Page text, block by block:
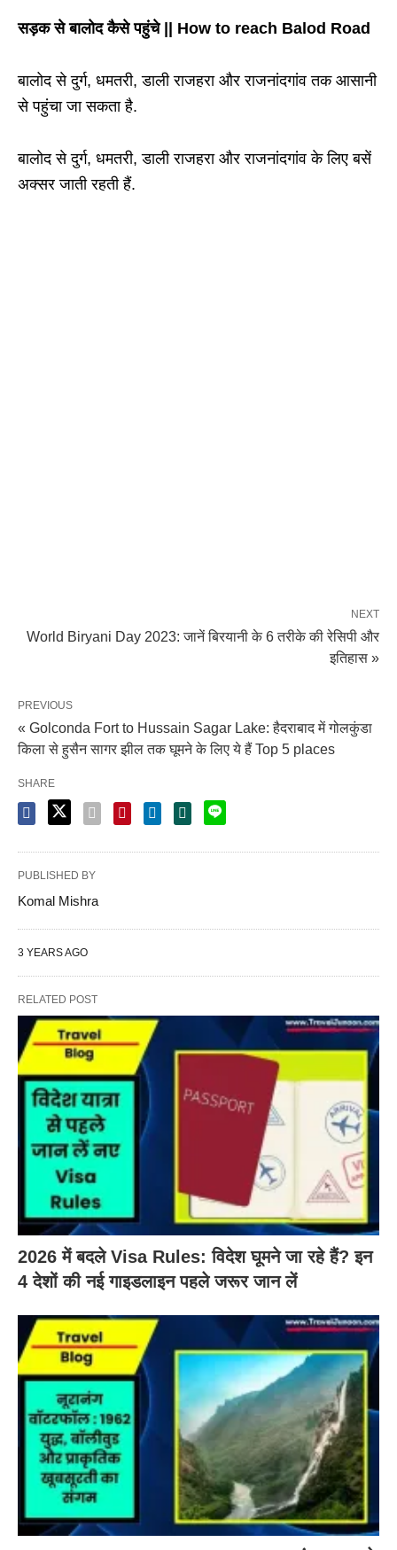
सड़क से बालोद कैसे पहुंचे || How to reach Balod Road
बालोद से दुर्ग, धमतरी, डाली राजहरा और राजनांदगांव तक आसानी
से पहुंचा जा सकता है.
बालोद से दुर्ग, धमतरी, डाली राजहरा और राजनांदगांव के लिए बसें
अक्सर जाती रहती हैं.
NEXT
World Biryani Day 2023: जानें बिरयानी के 6 तरीके की रेसिपी और
इतिहास »
PREVIOUS
« Golconda Fort to Hussain Sagar Lake: हैदराबाद में गोलकुंडा
किला से हुसैन सागर झील तक घूमने के लिए ये हैं Top 5 places
SHARE
PUBLISHED BY
Komal Mishra
3 YEARS AGO
RELATED POST
2026 में बदले Visa Rules: विदेश घूमने जा रहे हैं? इन
4 देशों की नई गाइडलाइन पहले जरूर जान लें